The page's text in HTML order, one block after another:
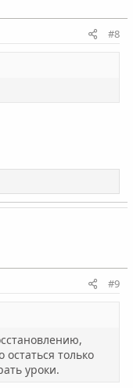
#8
#9
только
уроки.